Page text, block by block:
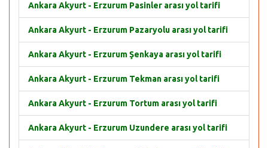
Ankara Akyurt - Erzurum Pasinler arası yol tarifi
Ankara Akyurt - Erzurum Pazaryolu arası yol tarifi
Ankara Akyurt - Erzurum Şenkaya arası yol tarifi
Ankara Akyurt - Erzurum Tekman arası yol tarifi
Ankara Akyurt - Erzurum Tortum arası yol tarifi
Ankara Akyurt - Erzurum Uzundere arası yol tarifi